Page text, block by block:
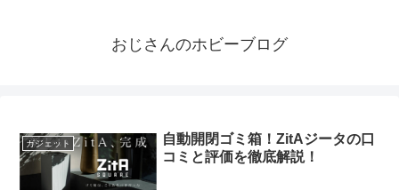
おじさんのホビーブログ
ガジェット
自動開閉ゴミ箱！ZitAジータの口
コミと評価を徹底解説！